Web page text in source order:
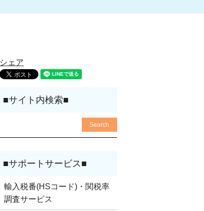
シェア
輸入税番(HSコード)・関税率
調査サービス